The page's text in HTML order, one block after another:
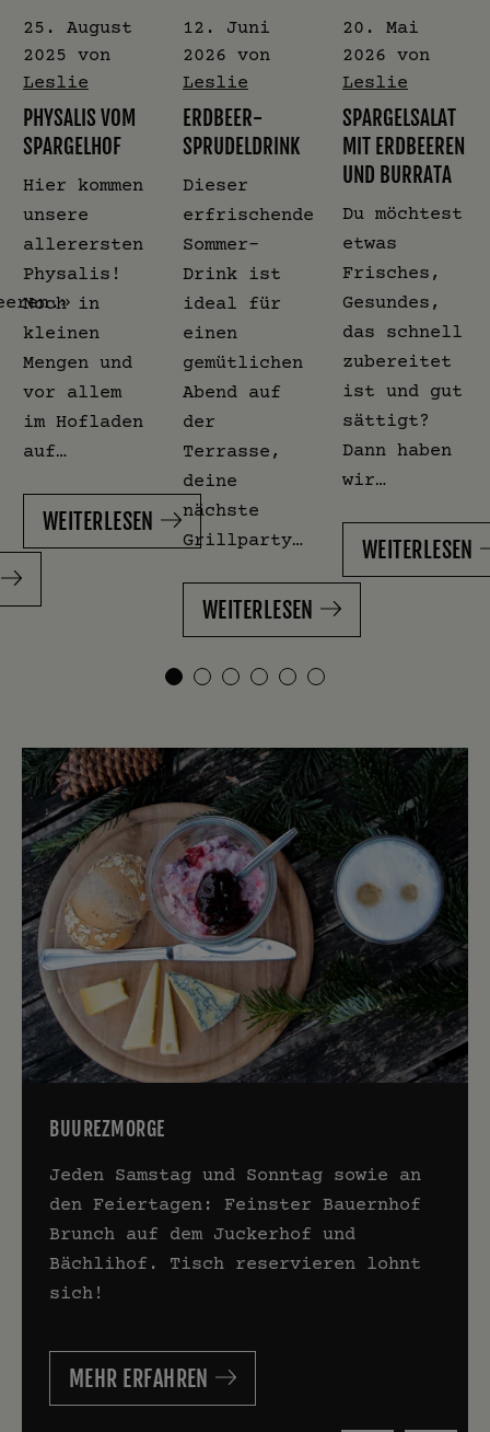
25. August
2025 von
Leslie
PHYSALIS VOM
SPARGELHOF
Hier kommen
unsere
allerersten
Physalis!
Noch in
kleinen
Mengen und
vor allem
im Hofladen
auf…
WEITERLESEN
12. Juni
2026 von
Leslie
ERDBEER-
SPRUDELDRINK
Dieser
erfrischende
Sommer-
Drink ist
ideal für
einen
gemütlichen
Abend auf
der
Terrasse,
deine
nächste
Grillparty…
WEITERLESEN
20. Mai
2026 von
Leslie
SPARGELSALAT
MIT ERDBEEREN
UND BURRATA
Du möchtest
etwas
Frisches,
Gesundes,
das schnell
zubereitet
ist und gut
sättigt?
Dann haben
wir…
WEITERLESEN
BUUREZMORGE
Jeden Samstag und Sonntag sowie an
den Feiertagen: Feinster Bauernhof
Brunch auf dem Juckerhof und
Bächlihof. Tisch reservieren lohnt
sich!
MEHR ERFAHREN